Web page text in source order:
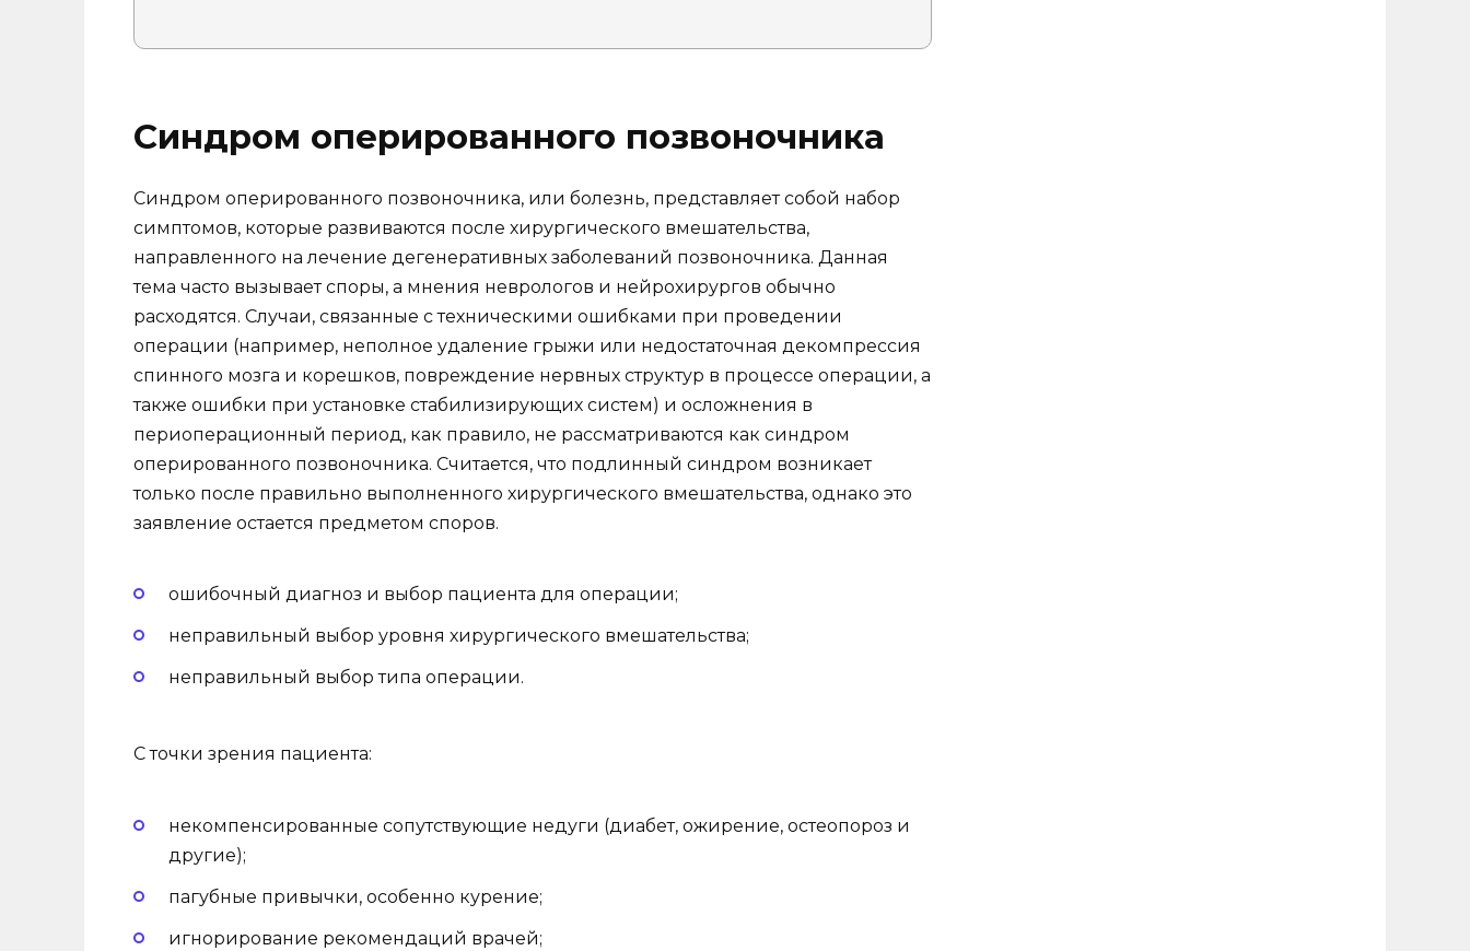
Синдром оперированного позвоночника
Синдром оперированного позвоночника, или болезнь, представляет собой набор
симптомов, которые развиваются после хирургического вмешательства,
направленного на лечение дегенеративных заболеваний позвоночника. Данная
тема часто вызывает споры, а мнения неврологов и нейрохирургов обычно
расходятся. Случаи, связанные с техническими ошибками при проведении
операции (например, неполное удаление грыжи или недостаточная декомпрессия
спинного мозга и корешков, повреждение нервных структур в процессе операции, а
также ошибки при установке стабилизирующих систем) и осложнения в
периоперационный период, как правило, не рассматриваются как синдром
оперированного позвоночника. Считается, что подлинный синдром возникает
только после правильно выполненного хирургического вмешательства, однако это
заявление остается предметом споров.
ошибочный диагноз и выбор пациента для операции;
неправильный выбор уровня хирургического вмешательства;
неправильный выбор типа операции.
С точки зрения пациента:
некомпенсированные сопутствующие недуги (диабет, ожирение, остеопороз и
другие);
пагубные привычки, особенно курение;
игнорирование рекомендаций врачей;